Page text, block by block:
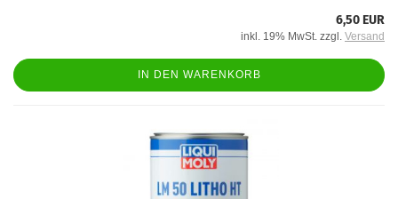
6,50 EUR
inkl. 19% MwSt. zzgl. Versand
IN DEN WARENKORB